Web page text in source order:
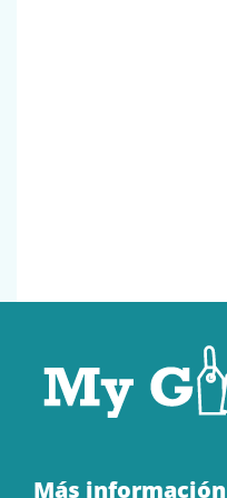
Más información